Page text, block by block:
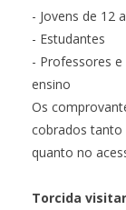
- Jovens de 12
- Estudantes
- Professores
ensino
Os
cobrados
quanto no
Torcida